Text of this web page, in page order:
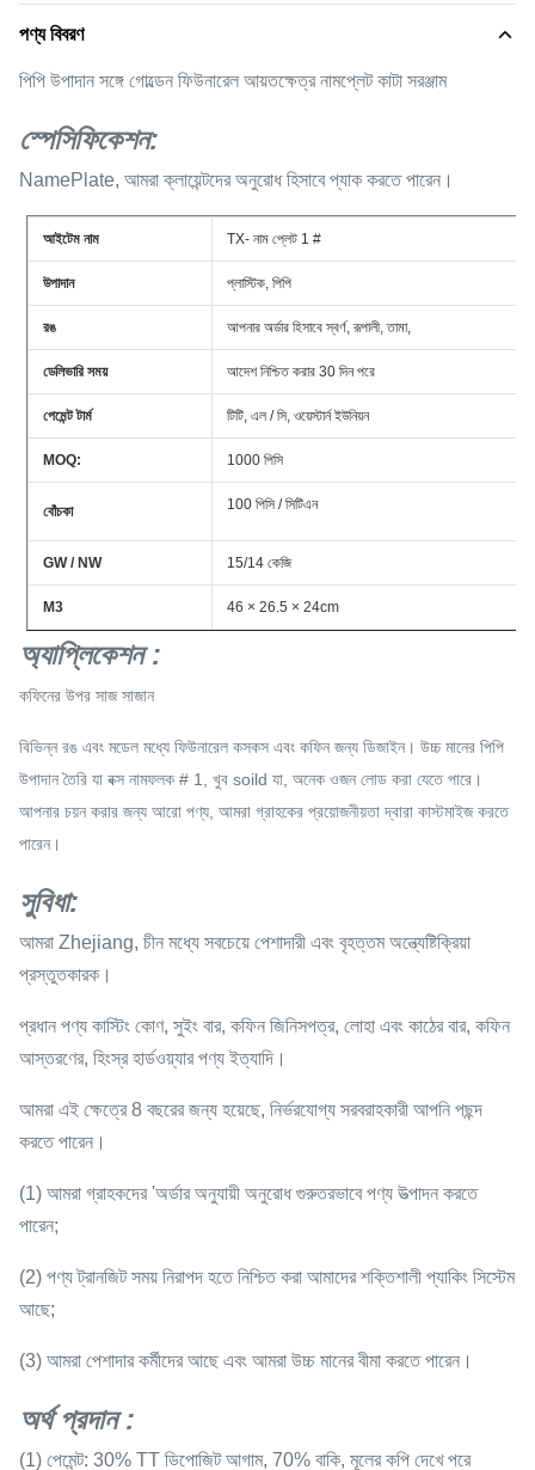
পণ্য বিবরণ
পিপি উপাদান সঙ্গে গোল্ডেন ফিউনারেল আয়তক্ষেত্র নামপ্লেট কাটা সরঞ্জাম
স্পেসিফিকেশন:
NamePlate, আমরা ক্লায়েন্টদের অনুরোধ হিসাবে প্যাক করতে পারেন।
আইটেম নাম TX- নাম প্লেট 1 #
উপাদান প্লাস্টিক, পিপি
রঙ আপনার অর্ডার হিসাবে স্বর্ণ, রূপালী, তামা,
ডেলিভারি সময় আদেশ নিশ্চিত করার 30 দিন পরে
পেমেন্ট টার্ম টিটি, এল / সি, ওয়েস্টার্ন ইউনিয়ন
MOQ: 1000 পিসি
বোঁচকা 100 পিসি / সিটিএন
GW / NW 15/14 কেজি
M3 46 × 26.5 × 24cm
অ্যাপ্লিকেশন :
কফিনের উপর সাজ সাজান
বিভিন্ন রঙ এবং মডেল মধ্যে ফিউনারেল কসকস এবং কফিন জন্য ডিজাইন। উচ্চ মানের পিপি
উপাদান তৈরি যা বক্স নামফলক # 1, খুব soild যা, অনেক ওজন লোড করা যেতে পারে।
আপনার চয়ন করার জন্য আরো পণ্য, আমরা গ্রাহকের প্রয়োজনীয়তা দ্বারা কাস্টমাইজ করতে
পারেন।
সুবিধা:
আমরা Zhejiang, চীন মধ্যে সবচেয়ে পেশাদারী এবং বৃহত্তম অন্ত্যেষ্টিক্রিয়া
প্রস্তুতকারক।
প্রধান পণ্য কাস্টিং কোণ, সুইং বার, কফিন জিনিসপত্র, লোহা এবং কাঠের বার, কফিন
আস্তরণের, হিংস্র হার্ডওয়্যার পণ্য ইত্যাদি।
আমরা এই ক্ষেত্রে 8 বছরের জন্য হয়েছে, নির্ভরযোগ্য সরবরাহকারী আপনি পছন্দ
করতে পারেন।
(1) আমরা গ্রাহকদের 'অর্ডার অনুযায়ী অনুরোধ গুরুতরভাবে পণ্য উত্পাদন করতে
পারেন;
(2) পণ্য ট্রানজিট সময় নিরাপদ হতে নিশ্চিত করা আমাদের শক্তিশালী প্যাকিং সিস্টেম
আছে;
(3) আমরা পেশাদার কর্মীদের আছে এবং আমরা উচ্চ মানের বীমা করতে পারেন।
অর্থ প্রদান :
(1) পেমেন্ট: 30% TT ডিপোজিট আগাম, 70% বাকি, মূলের কপি দেখে পরে